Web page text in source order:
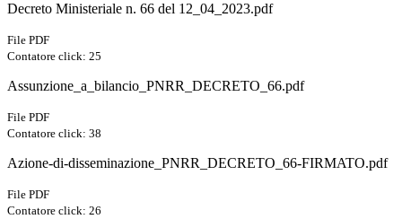
Decreto Ministeriale n. 66 del 12_04_2023.pdf
File PDF
Contatore click: 25
Assunzione_a_bilancio_PNRR_DECRETO_66.pdf
File PDF
Contatore click: 38
Azione-di-disseminazione_PNRR_DECRETO_66-FIRMATO.pdf
File PDF
Contatore click: 26